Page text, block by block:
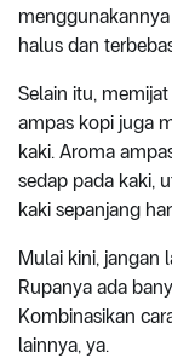
halus dan
Selain itu,
ampas kopi juga
kaki. Aroma
sedap pada kaki,
kaki sepanjang
Mulai kini, jangan
Rupanya ada
Kombinasikan
lainnya, ya.